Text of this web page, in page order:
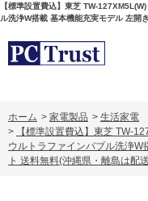
【標準設置費込】東芝 TW-
ル洗浄W搭載 基本機能充実モデル 左開
ホーム > 家電製品 > 生活家電
>
【標準設置費込】東芝 TW-
ウルトラファインバブル洗浄W
ト 送料無料(沖縄県・離島は配